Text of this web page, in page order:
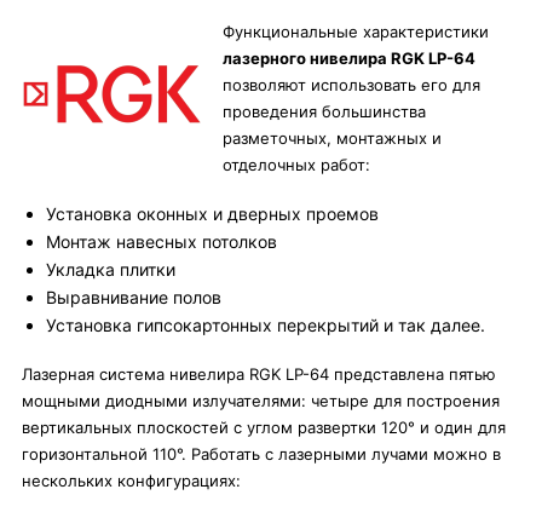
Функциональные характеристики
лазерного нивелира RGK LP-64
позволяют использовать его для
проведения большинства
разметочных, монтажных и
отделочных работ:
Установка оконных и дверных проемов
Монтаж навесных потолков
Укладка плитки
Выравнивание полов
Установка гипсокартонных перекрытий и так далее.
Лазерная система нивелира RGK LP-64 представлена пятью
мощными диодными излучателями: четыре для построения
вертикальных плоскостей с углом развертки 120° и один для
горизонтальной 110°. Работать с лазерными лучами можно в
нескольких конфигурациях: